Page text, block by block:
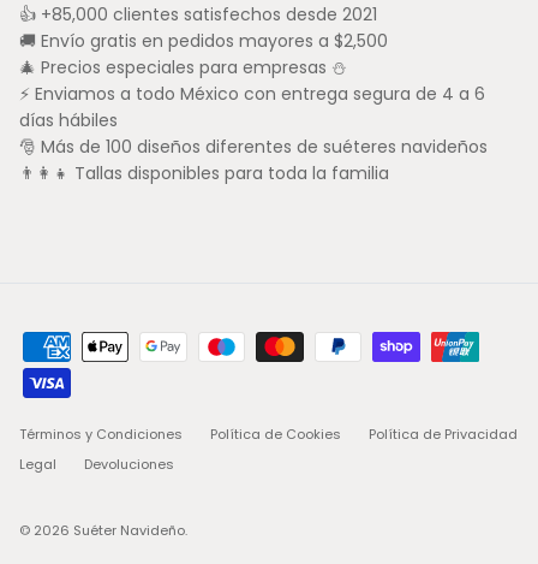
👍 +85,000 clientes satisfechos desde 2021
🚚 Envío gratis en pedidos mayores a $2,500
🎄 Precios especiales para empresas ⛄
⚡ Enviamos a todo México con entrega segura de 4 a 6
días hábiles
🎅 Más de 100 diseños diferentes de suéteres navideños
👨‍👩‍👧 Tallas disponibles para toda la familia
Términos y Condiciones Política de Cookies
Política de Privacidad
Legal
Devoluciones
© 2026 Suéter Navideño.